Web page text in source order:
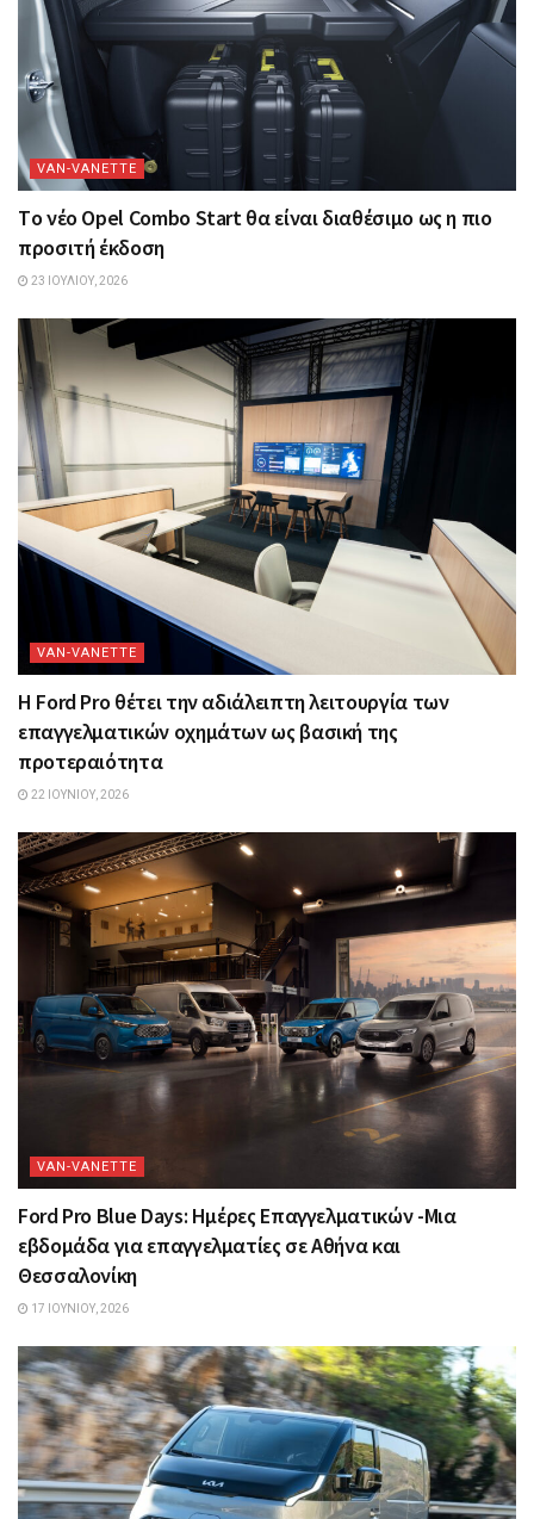
VAN-VANETTΕ
Tο νέο Opel Combo Start θα είναι διαθέσιμο ως η πιο
προσιτή έκδοση
23 ΙΟΥΛΊΟΥ, 2026
VAN-VANETTΕ
Η Ford Pro θέτει την αδιάλειπτη λειτουργία των
επαγγελματικών οχημάτων ως βασική της
προτεραιότητα
22 ΙΟΥΝΊΟΥ, 2026
VAN-VANETTΕ
Ford Pro Blue Days: Ημέρες Επαγγελματικών -Μια
εβδομάδα για επαγγελματίες σε Αθήνα και
Θεσσαλονίκη
17 ΙΟΥΝΊΟΥ, 2026